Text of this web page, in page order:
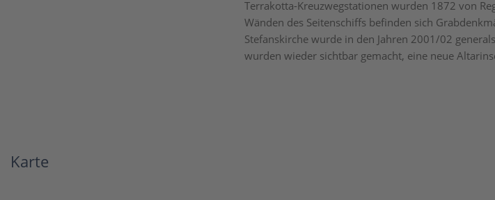
Terrakotta-Kreuzwegstationen wurden 1872 von
Wänden des Seitenschiffs befinden sich
Stefanskirche wurde in den Jahren 2001/02
wurden wieder sichtbar gemacht, eine neue
Karte